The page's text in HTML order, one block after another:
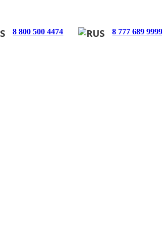
8 800 500 4474 8 777 689